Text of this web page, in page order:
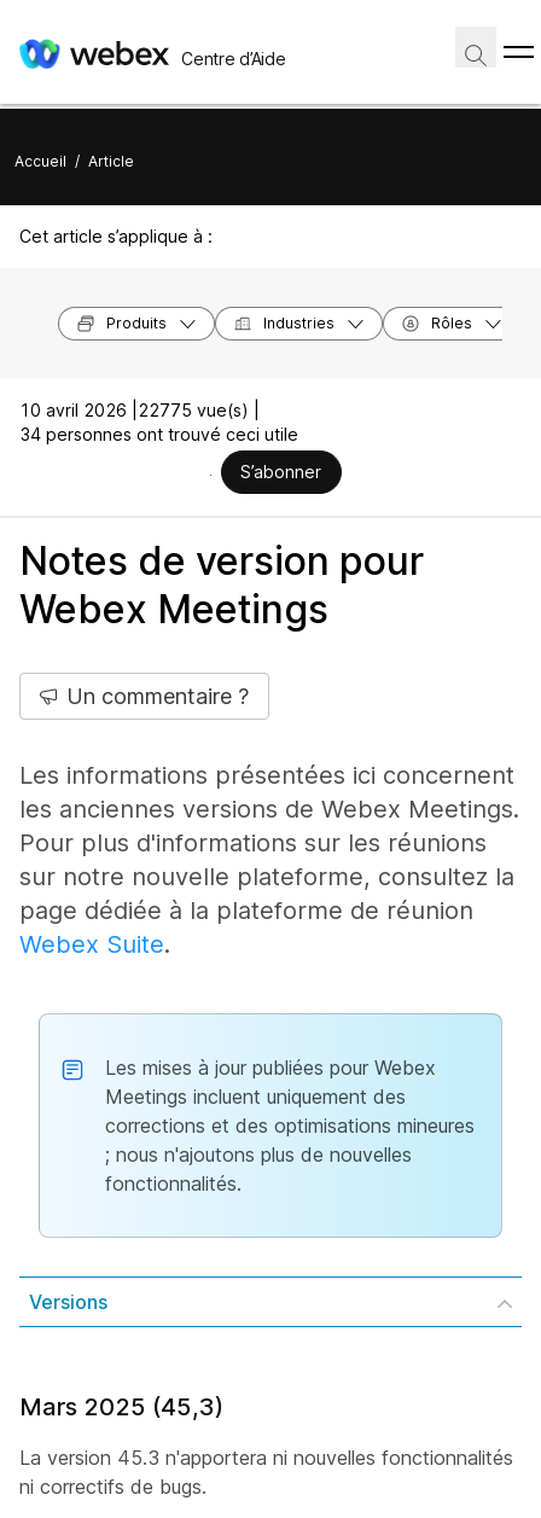
Centre d’Aide
Accueil / Article
Cet article s’applique à :
Produits Industries Rôles
10 avril 2026 |
22775 vue(s) |
34 personnes ont trouvé ceci utile
S’abonner
Notes de version pour
Webex Meetings
Un commentaire ?
Les informations présentées ici concernent
les anciennes versions de Webex Meetings.
Pour plus d'informations sur les réunions
sur notre nouvelle plateforme, consultez la
page dédiée à la plateforme de réunion
Webex Suite.
Les mises à jour publiées pour Webex
Meetings incluent uniquement des
corrections et des optimisations mineures
; nous n'ajoutons plus de nouvelles
fonctionnalités.
Versions
Mars 2025 (45,3)
La version 45.3 n'apportera ni nouvelles fonctionnalités
ni correctifs de bugs.